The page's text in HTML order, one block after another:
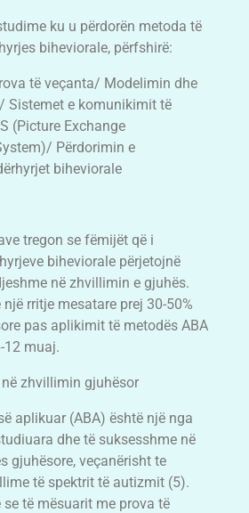
ku u përdorën metoda të
biheviorale, përfshirë:
të veçanta/ Modelimin dhe
Sistemet e komunikimit të
(Picture Exchange
Përdorimin e
biheviorale
tregon se fëmijët që i
biheviorale përjetojnë
në zhvillimin e gjuhës.
rritje mesatare prej 30-50%
pas aplikimit të metodës ABA
12 muaj.
zhvillimin gjuhësor
aplikuar (ABA) është një nga
dhe të suksesshme në
gjuhësore, veçanërisht te
të spektrit të autizmit (5).
të mësuarit me prova të